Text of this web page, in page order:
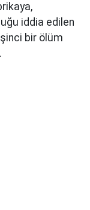
iddia edilen
bir ölüm